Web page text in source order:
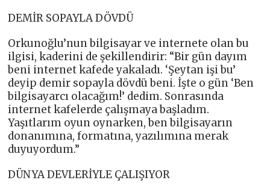
DEMİR SOPAYLA DÖVDÜ
Orkunoğlu’nun bilgisayar ve internete olan bu
ilgisi, kaderini de şekillendirir: “Bir gün dayım
beni internet kafede yakaladı. ‘Şeytan işi bu’
deyip demir sopayla dövdü beni. İşte o gün ‘Ben
bilgisayarcı olacağım!’ dedim. Sonrasında
internet kafelerde çalışmaya başladım.
Yaşıtlarım oyun oynarken, ben bilgisayarın
donanımına, formatına, yazılımına merak
duyuyordum.”
DÜNYA DEVLERİYLE ÇALIŞIYOR